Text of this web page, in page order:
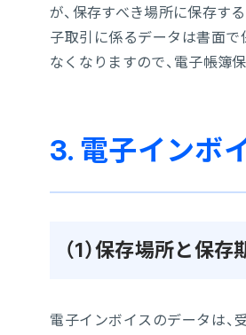
が、保存すべき場所に保存す
子取引に係るデータは書面
なくなりますので、電子帳簿
3. 電子インボ
（1）保存場所と保存
電子インボイスのデータは、